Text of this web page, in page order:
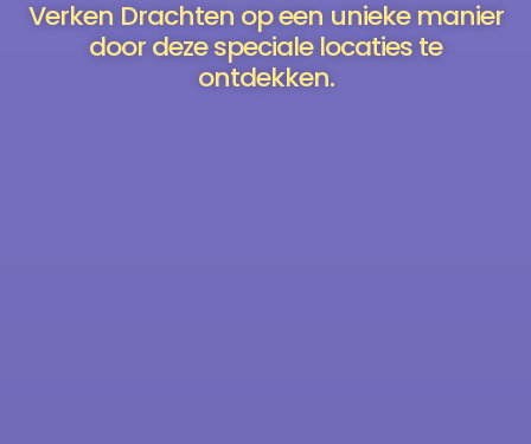
Verken Drachten op een unieke manier
door deze speciale locaties te
ontdekken.